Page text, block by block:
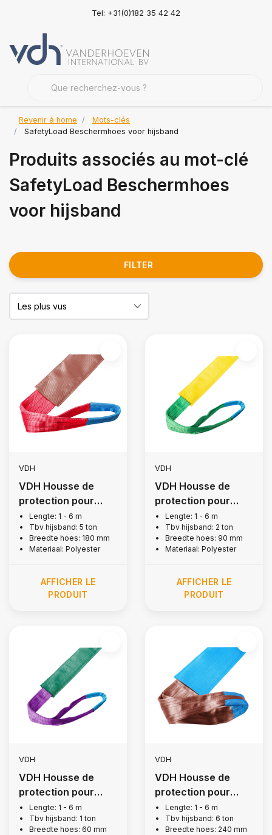
Tel: +31(0)182 35 42 42
Revenir à home
Mots-clés
SafetyLoad Beschermhoes voor hijsband
Produits associés au mot-clé
SafetyLoad Beschermhoes
voor hijsband
FILTER
VDH
VDH Housse de
protection pour
courroie de levage,
5 tonnes
Lengte: 1 - 6 m
Tbv hijsband: 5 ton
Breedte hoes: 180 mm
Materiaal: Polyester
AFFICHER LE
PRODUIT
VDH
VDH Housse de
protection pour
courroie de levage,
2 tonnes
Lengte: 1 - 6 m
Tbv hijsband: 2 ton
Breedte hoes: 90 mm
Materiaal: Polyester
AFFICHER LE
PRODUIT
VDH
VDH Housse de
protection pour
courroie de levage,
1 tonne
Lengte: 1 - 6 m
Tbv hijsband: 1 ton
Breedte hoes: 60 mm
VDH
VDH Housse de
protection pour
courroie de levage,
6 tonnes
Lengte: 1 - 6 m
Tbv hijsband: 6 ton
Breedte hoes: 240 mm